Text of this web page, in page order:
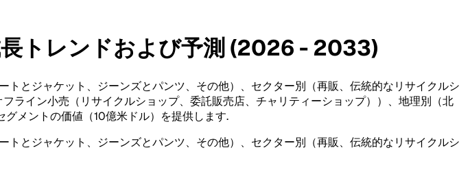
トレンドおよび予測 (2026 - 2033)
とジャケット、ジーンズとパンツ、その他）、セクター別（再販、伝統的なリサイクルシ
ライン小売（リサイクルショップ、委託販売店、チャリティーショップ））、地理別（北
メントの価値（10億米ドル）を提供します.
とジャケット、ジーンズとパンツ、その他）、セクター別（再販、伝統的なリサイクルシ